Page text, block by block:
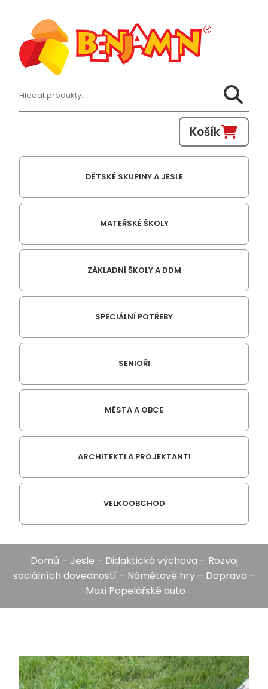
Hledat:
Košík
DĚTSKÉ SKUPINY A JESLE
MATEŘSKÉ ŠKOLY
ZÁKLADNÍ ŠKOLY A DDM
SPECIÁLNÍ POTŘEBY
SENIOŘI
MĚSTA A OBCE
ARCHITEKTI A PROJEKTANTI
VELKOOBCHOD
Domů – Jesle – Didaktická výchova – Rozvoj
sociálních dovedností – Námětové hry– Doprava –
Maxi Popelářské auto